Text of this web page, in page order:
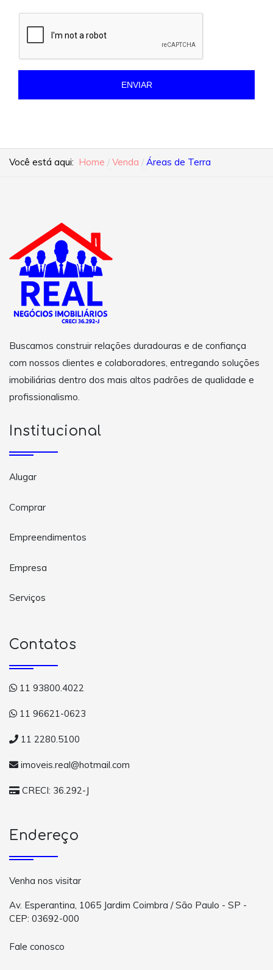
ENVIAR
Você está aqui: Home Venda Áreas de Terra
Buscamos construir relações duradouras e de confiança
com nossos clientes e colaboradores, entregando soluções
imobiliárias dentro dos mais altos padrões de qualidade e
profissionalismo.
Institucional
Alugar
Comprar
Empreendimentos
Empresa
Serviços
Contatos
11 93800.4022
11 96621-0623
11 2280.5100
imoveis.real@hotmail.com
CRECI: 36.292-J
Endereço
Venha nos visitar
Av. Esperantina, 1065 Jardim Coimbra / São Paulo - SP -
CEP: 03692-000
Fale conosco